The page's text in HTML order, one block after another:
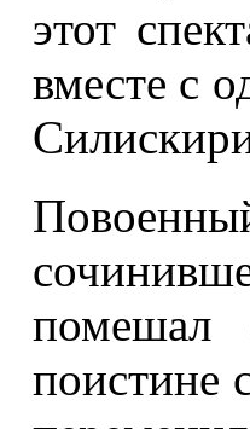
этот
вместе с
помешал
поистине